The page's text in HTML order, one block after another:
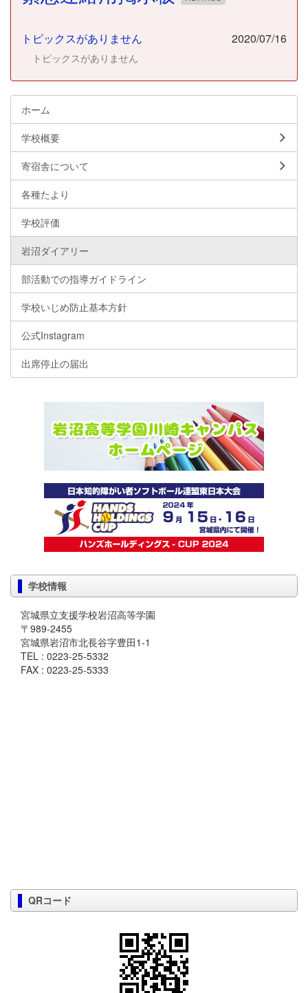
トピックスがありません 2020/07/16
トピックスがありません
ホーム
学校概要
寄宿舎について
各種たより
学校評価
岩沼ダイアリー
部活動での指導ガイドライン
学校いじめ防止基本方針
公式Instagram
出席停止の届出
学校情報
宮城県立支援学校岩沼高等学園
〒989-2455
宮城県岩沼市北長谷字豊田1-1
TEL : 0223-25-5332
FAX : 0223-25-5333
QRコード